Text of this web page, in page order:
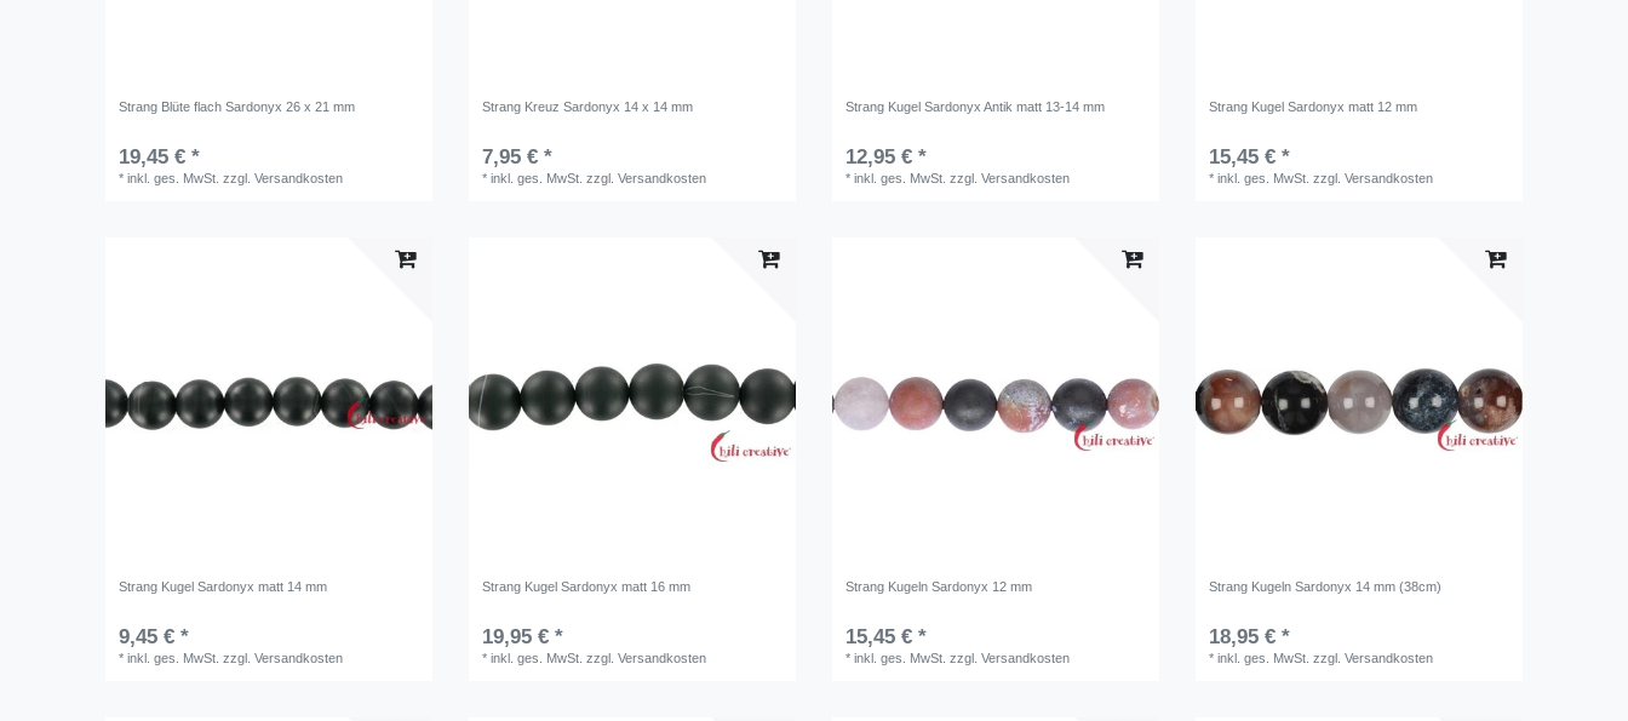
Strang Blüte flach Sardonyx 26 x 21 mm
19,45 € *
*inkl. ges. MwSt. zzgl.Versandkosten
Strang Kreuz Sardonyx 14 x 14 mm
7,95 € *
*inkl. ges. MwSt. zzgl.Versandkosten
Strang Kugel Sardonyx Antik matt 13-14 mm
12,95 € *
*inkl. ges. MwSt. zzgl.Versandkosten
Strang Kugel Sardonyx matt 12 mm
15,45 € *
*inkl. ges. MwSt. zzgl.Versandkosten
Strang Kugel Sardonyx matt 14 mm
9,45 € *
*inkl. ges. MwSt. zzgl.Versandkosten
Strang Kugel Sardonyx matt 16 mm
19,95 € *
*inkl. ges. MwSt. zzgl.Versandkosten
Strang Kugeln Sardonyx 12 mm
15,45 € *
*inkl. ges. MwSt. zzgl.Versandkosten
Strang Kugeln Sardonyx 14 mm (38cm)
18,95 € *
*inkl. ges. MwSt. zzgl.Versandkosten